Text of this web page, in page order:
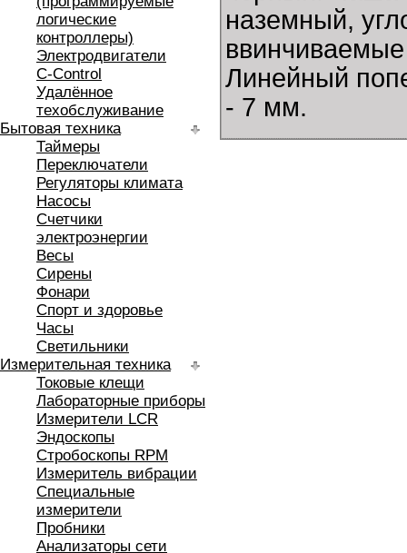
логические
контроллеры)
Электродвигатели
C-Control
Удалённое
техобслуживание
Бытовая техника
Таймеры
Переключатели
Регуляторы климата
Насосы
Счетчики
электроэнергии
Весы
Сирены
Фонари
Спорт и здоровье
Часы
Светильники
Измерительная техника
Токовые клещи
Лабораторные приборы
Измерители LCR
Эндоскопы
Стробоскопы RPM
Измеритель вибрации
Специальные
измерители
Пробники
Анализаторы сети
наземный,
Линейный
- 7 мм.